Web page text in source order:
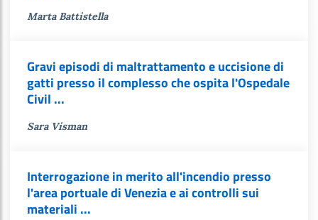
Marta Battistella
Gravi episodi di maltrattamento e uccisione di
gatti presso il complesso che ospita l'Ospedale
Civil ...
Sara Visman
Interrogazione in merito all'incendio presso
l'area portuale di Venezia e ai controlli sui
materiali ...